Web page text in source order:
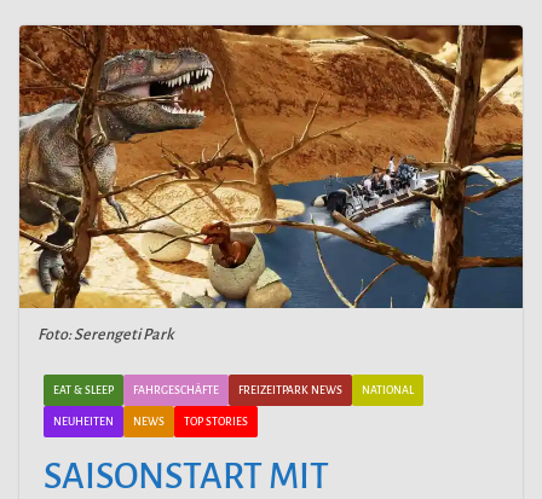
Foto: Serengeti Park
EAT & SLEEP FAHRGESCHÄFTE FREIZEITPARK NEWS NATIONAL
NEUHEITEN NEWS TOP STORIES
SAISONSTART MIT